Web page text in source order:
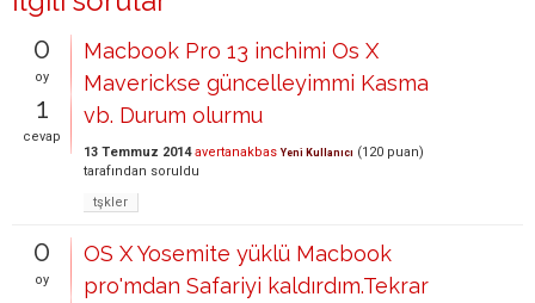
0
oy
1
cevap
Macbook Pro 13 inchimi Os X
Maverickse güncelleyimmi Kasma
vb. Durum olurmu
13 Temmuz 2014 avertanakbas Yeni Kullanıcı (120 puan)
tarafından soruldu
tşkler
0
oy
OS X Yosemite yüklü Macbook
pro'mdan Safariyi kaldırdım.Tekrar